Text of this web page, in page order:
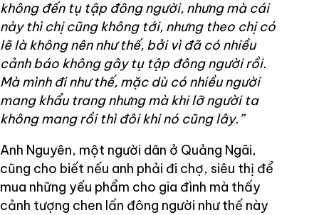
không đến tụ tập đông người, nhưng mà cái
này thì chị cũng không tới, nhưng theo chị có
lẽ là không nên như thế, bởi vì đã có nhiều
cảnh báo không gây tụ tập đông người rồi.
Mà mình đi như thế, mặc dù có nhiều người
mang khẩu trang nhưng mà khi lỡ người ta
không mang rồi thì đôi khi nó cũng lây.”
Anh Nguyên, một người dân ở Quảng Ngãi,
cũng cho biết nếu anh phải đi chợ, siêu thị để
mua những yếu phẩm cho gia đình mà thấy
cảnh tượng chen lấn đông người như thế này